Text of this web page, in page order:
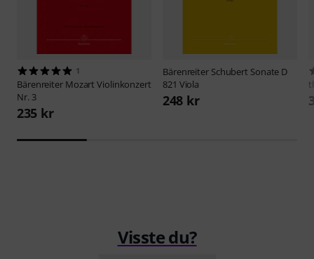
1
Bärenreiter Mozart Violinkonzert
Nr. 3
235 kr
Bärenreiter Schubert Sonate D
821 Viola
248 kr
Visste du?